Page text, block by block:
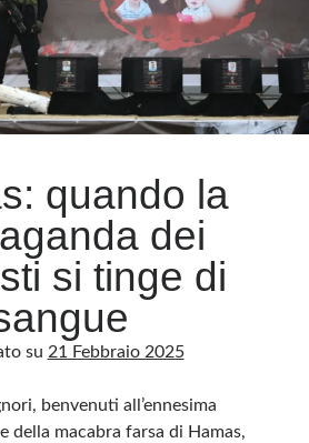
quando la
dei
si tinge di
su 21 Febbraio 2025
benvenuti all’ennesima
della macabra farsa di Hamas,